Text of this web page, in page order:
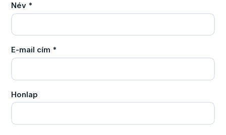
Név *
E-mail cím *
Honlap